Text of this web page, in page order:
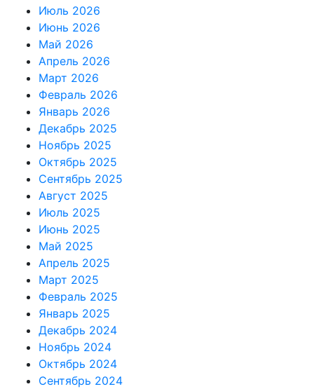
Июль 2026
Июнь 2026
Май 2026
Апрель 2026
Март 2026
Февраль 2026
Январь 2026
Декабрь 2025
Ноябрь 2025
Октябрь 2025
Сентябрь 2025
Август 2025
Июль 2025
Июнь 2025
Май 2025
Апрель 2025
Март 2025
Февраль 2025
Январь 2025
Декабрь 2024
Ноябрь 2024
Октябрь 2024
Сентябрь 2024